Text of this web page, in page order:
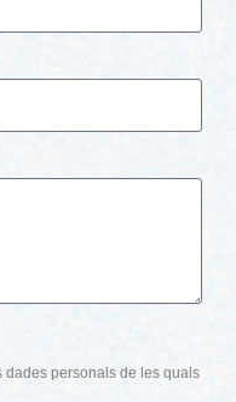
dades personals de les quals